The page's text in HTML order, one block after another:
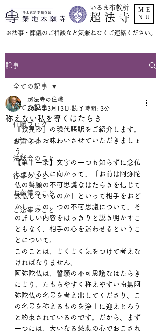
いるま布教所
超 法 寺
​※法事・葬儀のご相談など気兼ねなくご連絡ください。
ME
NU
記事
全ての記事
住職ブログ
お知らせ
法話会のこと
行事のこと
お葬儀のこと
ご法事のこと
全ての記事
称えない私を導くはたらき
超法寺の住職
2024年3月13日 読了時間: 3分
『歎異抄』の現代語訳をご紹介します。
ぜひともお味わいさせていただきましょ
う。
【第十一条】文字の一つも知らずに念仏
している人に向かって、「お前は阿弥陀
仏の誓願の不可思議なはたらきを信じて
念仏しているのか」といって相手をおど
かし、この二つの不可思議について、そ
の詳しい内容をはっきりと説き明かすこ
ともなく、相手の心を迷わせるというこ
とについて。
このことは、よくよく気をつけて考えな
ければなりません。
阿弥陀仏は、誓願の不可思議なはたらき
により、たもちやすく称えやすい南無阿
弥陀仏の名号を考え出してくださり、こ
の名号を称えるものを浄土に迎えとろう
と約束されているのです。だから、まず
一つには、大いなる慈悲の心でおこされ